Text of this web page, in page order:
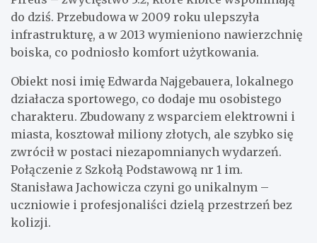
do dziś. Przebudowa w 2009 roku ulepszyła
infrastrukturę, a w 2013 wymieniono nawierzchnię
boiska, co podniosło komfort użytkowania.
Obiekt nosi imię Edwarda Najgebauera, lokalnego
działacza sportowego, co dodaje mu osobistego
charakteru. Zbudowany z wsparciem elektrowni i
miasta, kosztował miliony złotych, ale szybko się
zwrócił w postaci niezapomnianych wydarzeń.
Połączenie z Szkołą Podstawową nr 1 im.
Stanisława Jachowicza czyni go unikalnym –
uczniowie i profesjonaliści dzielą przestrzeń bez
kolizji.